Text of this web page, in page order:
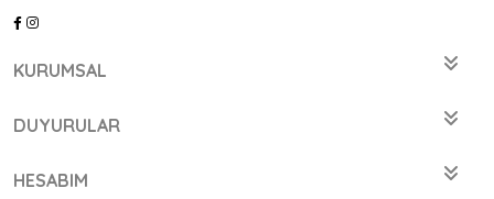
KURUMSAL
DUYURULAR
HESABIM